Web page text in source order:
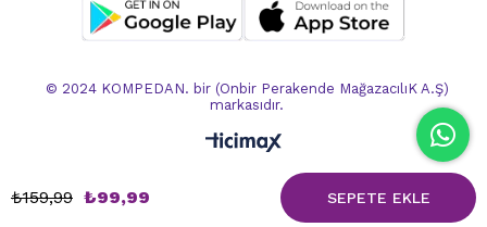
© 2024 KOMPEDAN. bir (Onbir Perakende MağazacılıK A.Ş)
markasıdır.
₺159,99 ₺99,99